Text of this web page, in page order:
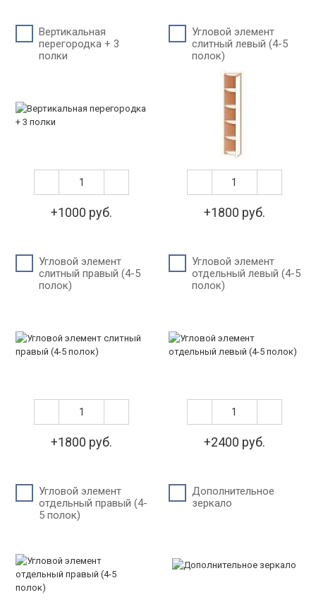
Вертикальная
перегородка + 3
полки
+1000 руб.
Угловой элемент
слитный левый (4-5
полок)
+1800 руб.
Угловой элемент
слитный правый (4-5
полок)
+1800 руб.
Угловой элемент
отдельный левый (4-5
полок)
+2400 руб.
Угловой элемент
отдельный правый (4-
5 полок)
Дополнительное
зеркало